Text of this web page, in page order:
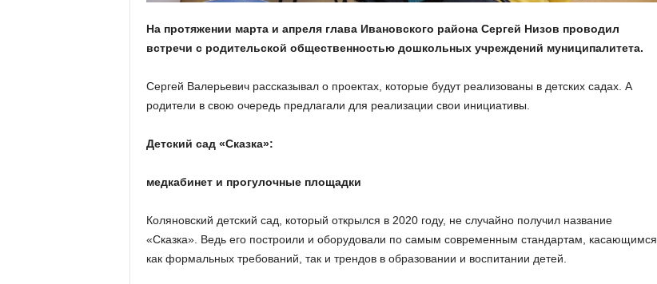
На протяжении марта и апреля глава Ивановского района Сергей Низов проводил
встречи с родительской общественностью дошкольных учреждений муниципалитета.
Сергей Валерьевич рассказывал о проектах, которые будут реализованы в детских садах. А
родители в свою очередь предлагали для реализации свои инициативы.
Детский сад «Сказка»:
медкабинет и прогулочные площадки
Коляновский детский сад, который открылся в 2020 году, не случайно получил название
«Сказка». Ведь его построили и оборудовали по самым современным стандартам, касающимся
как формальных требований, так и трендов в образовании и воспитании детей.